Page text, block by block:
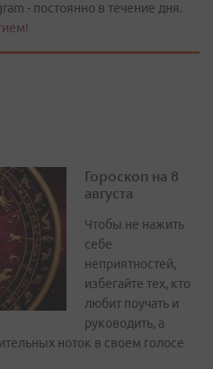
- постоянно в течение дня.
Гороскоп на 8
августа
Чтобы не нажить
себе
неприятностей,
избегайте тех, кто
любит поучать и
руководить, а
ноток в своем голосе